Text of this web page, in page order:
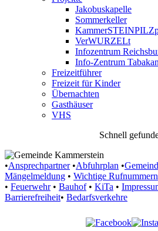
Jakobuskapelle
Sommerkeller
VerWURZELt
Infozentrum
Info-Zentrum
Freizeitführer
Freizeit für Kinder
Übernachten
Gasthäuser
VHS
Schnell
•Ansprechpartner •Abfuhrplan •
Mängelmeldung • Wichtige Rufnummern
• Feuerwehr • Bauhof • KiTa •
Barrierefreiheit• Bedarfsverkehre